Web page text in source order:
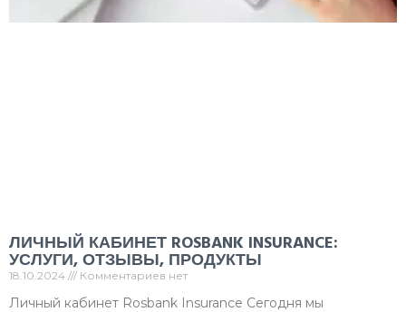
ЛИЧНЫЙ КАБИНЕТ ROSBANK INSURANCE:
УСЛУГИ, ОТЗЫВЫ, ПРОДУКТЫ
18.10.2024 Комментариев нет
Личный кабинет Rosbank Insurance Сегодня мы